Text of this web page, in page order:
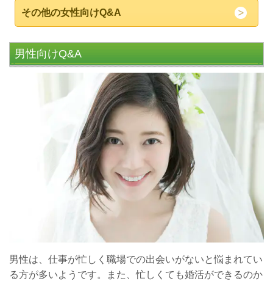
その他の女性向けQ&A
男性向けQ&A
男性は、仕事が忙しく職場での出会いがないと悩まれてい
る方が多いようです。また、忙しくても婚活ができるのか